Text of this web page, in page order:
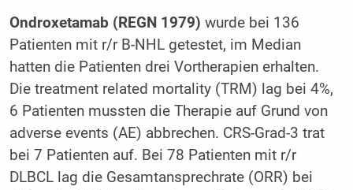
Ondroxetamab (REGN 1979) wurde bei 136
Patienten mit r/r B-NHL getestet, im Median
hatten die Patienten drei Vortherapien erhalten.
Die treatment related mortality (TRM) lag bei 4%,
6 Patienten mussten die Therapie auf Grund von
adverse events (AE) abbrechen. CRS-Grad-3 trat
bei 7 Patienten auf. Bei 78 Patienten mit r/r
DLBCL lag die Gesamtansprechrate (ORR) bei